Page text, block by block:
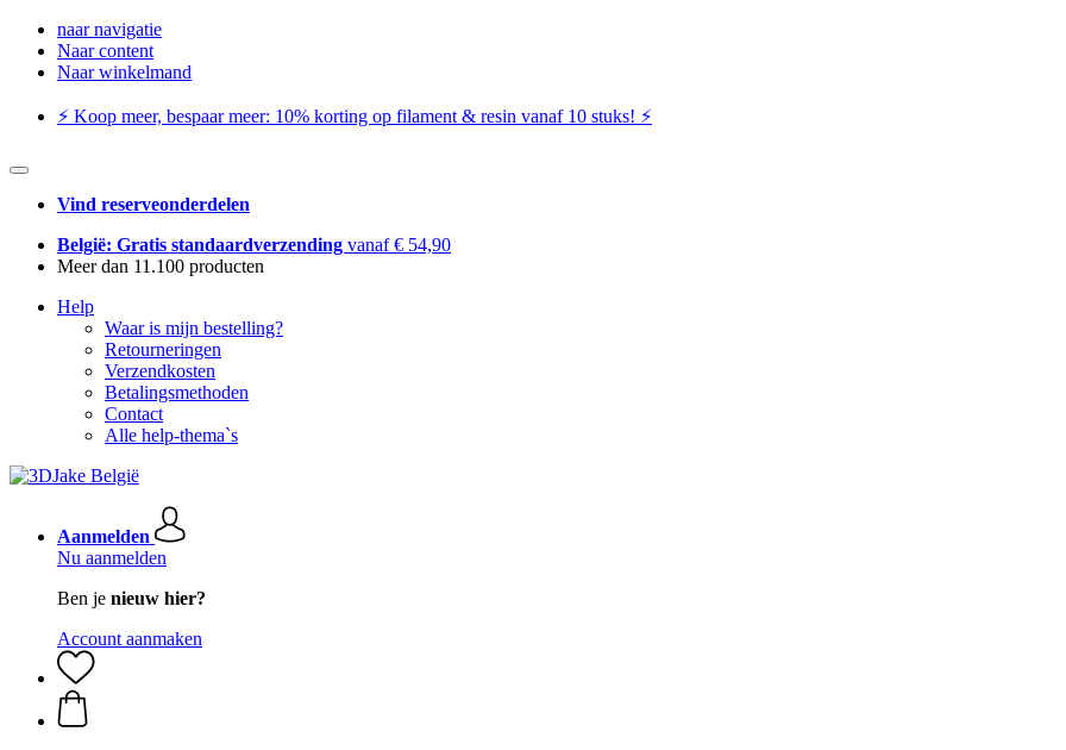
naar navigatie
Naar content
Naar winkelmand
⚡️ Koop meer, bespaar meer: ​​10% korting op filament & resin vanaf 10 stuks! ⚡️
Vind reserveonderdelen
België: Gratis standaardverzending vanaf € 54,90
Meer dan 11.100 producten
Help
Waar is mijn bestelling?
Retourneringen
Verzendkosten
Betalingsmethoden
Contact
Alle help-thema`s
Aanmelden
Nu aanmelden
Ben je nieuw hier?
Account aanmaken